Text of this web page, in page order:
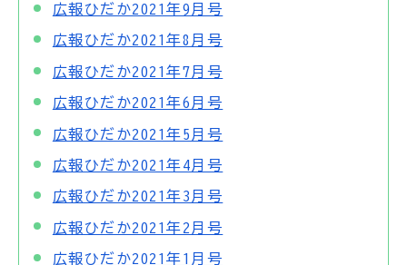
広報ひだか2021年9月号
広報ひだか2021年8月号
広報ひだか2021年7月号
広報ひだか2021年6月号
広報ひだか2021年5月号
広報ひだか2021年4月号
広報ひだか2021年3月号
広報ひだか2021年2月号
広報ひだか2021年1月号